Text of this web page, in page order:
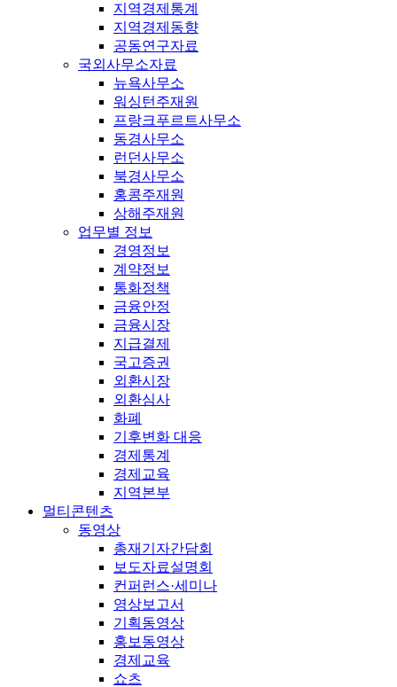
지역경제통계
지역경제동향
공동연구자료
국외사무소자료
뉴욕사무소
워싱턴주재원
프랑크푸르트사무소
동경사무소
런던사무소
북경사무소
홍콩주재원
상해주재원
업무별 정보
경영정보
계약정보
통화정책
금융안정
금융시장
지급결제
국고증권
외환시장
외환심사
화폐
기후변화 대응
경제통계
경제교육
지역본부
멀티콘텐츠
동영상
총재기자간담회
보도자료설명회
컨퍼런스·세미나
영상보고서
기획동영상
홍보동영상
경제교육
쇼츠